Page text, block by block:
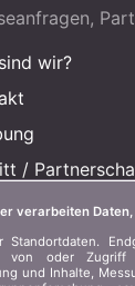
wir?
/
verarbeiten
Standortdaten.
von oder
und Inhalte,